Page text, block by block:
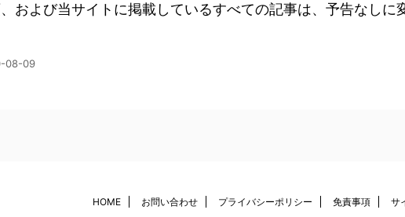
および当サイトに掲載しているすべての記事は、予告なし
08-09
HOME お問い合わせ プライバシーポリシー 免責事項 サ